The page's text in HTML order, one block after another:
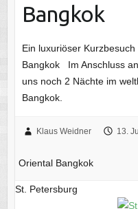
Bangkok
Ein luxuriöser
Bangkok Im Anschluss
uns noch 2 Nächte im
Bangkok.
Klaus Weidner 13.
Oriental Bangkok
St. Petersburg